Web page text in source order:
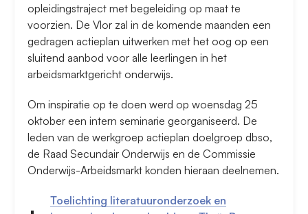
opleidingstraject met begeleiding op maat te
voorzien. De Vlor zal in de komende maanden een
gedragen actieplan uitwerken met het oog op een
sluitend aanbod voor alle leerlingen in het
arbeidsmarktgericht onderwijs.
Om inspiratie op te doen werd op woensdag 25
oktober een intern seminarie georganiseerd. De
leden van de werkgroep actieplan doelgroep dbso,
de Raad Secundair Onderwijs en de Commissie
Onderwijs-Arbeidsmarkt konden hieraan deelnemen.
Toelichting literatuuronderzoek en